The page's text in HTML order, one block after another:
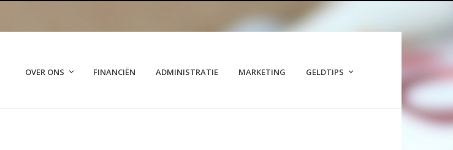
OVER ONS FINANCIËN ADMINISTRATIE MARKETING GELDTIPS